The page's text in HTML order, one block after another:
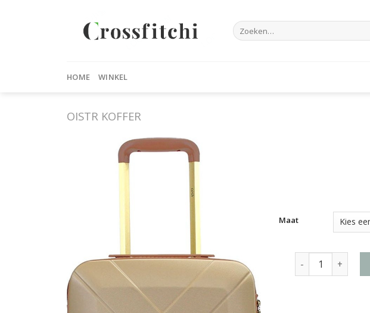
Zoeken
naar:
HOME WINKEL
OISTR KOFFER
Maat
oistr koffer aantal